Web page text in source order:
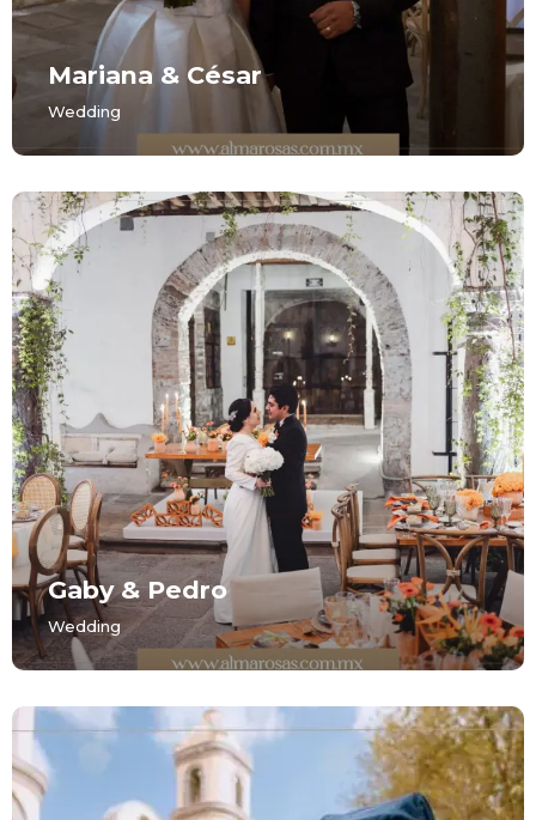
Facebook
Instagram
Email
Phone
Mariana & César
Wedding
Gaby & Pedro
Wedding